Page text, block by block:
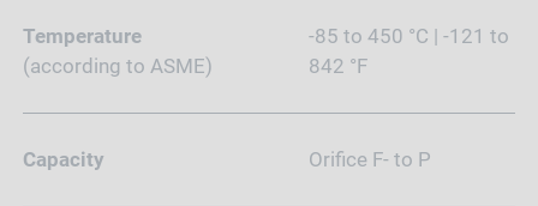
Temperature
(according to ASME)
-85 to 450 °C | -121 to
842 °F
Capacity Orifice F- to P